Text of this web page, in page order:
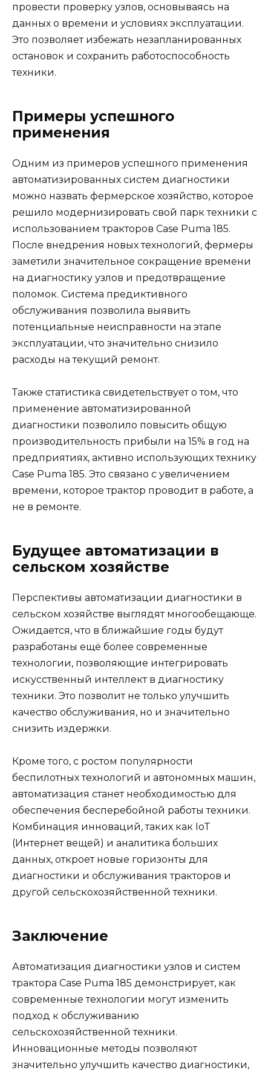
провести проверку узлов, основываясь на
данных о времени и условиях эксплуатации.
Это позволяет избежать незапланированных
остановок и сохранить работоспособность
техники.
Примеры успешного
применения
Одним из примеров успешного применения
автоматизированных систем диагностики
можно назвать фермерское хозяйство, которое
решило модернизировать свой парк техники с
использованием тракторов Case Puma 185.
После внедрения новых технологий, фермеры
заметили значительное сокращение времени
на диагностику узлов и предотвращение
поломок. Система предиктивного
обслуживания позволила выявить
потенциальные неисправности на этапе
эксплуатации, что значительно снизило
расходы на текущий ремонт.
Также статистика свидетельствует о том, что
применение автоматизированной
диагностики позволило повысить общую
производительность прибыли на 15% в год на
предприятиях, активно использующих технику
Case Puma 185. Это связано с увеличением
времени, которое трактор проводит в работе, а
не в ремонте.
Будущее автоматизации в
сельском хозяйстве
Перспективы автоматизации диагностики в
сельском хозяйстве выглядят многообещающе.
Ожидается, что в ближайшие годы будут
разработаны ещё более современные
технологии, позволяющие интегрировать
искусственный интеллект в диагностику
техники. Это позволит не только улучшить
качество обслуживания, но и значительно
снизить издержки.
Кроме того, с ростом популярности
беспилотных технологий и автономных машин,
автоматизация станет необходимостью для
обеспечения бесперебойной работы техники.
Комбинация инноваций, таких как IoT
(Интернет вещей) и аналитика больших
данных, откроет новые горизонты для
диагностики и обслуживания тракторов и
другой сельскохозяйственной техники.
Заключение
Автоматизация диагностики узлов и систем
трактора Case Puma 185 демонстрирует, как
современные технологии могут изменить
подход к обслуживанию
сельскохозяйственной техники.
Инновационные методы позволяют
значительно улучшить качество диагностики,